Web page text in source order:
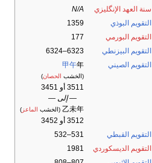
سنة العهد الإنگليزي
N/A
التقويم البوذي
1359
التقويم البورمي
177
التقويم البيزنطي
6323–6324
التقويم الصيني
甲午年
(الخشب الحصان)
3511 أو 3451
— إلى —
乙未年 (الخشب الماعز )
3512 أو 3452
التقويم القبطي
531–532
التقويم الديسكوردي
1981